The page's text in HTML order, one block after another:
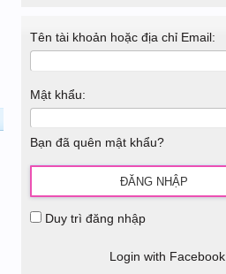
Tên tài khoản hoặc địa chỉ Email:
Mật khẩu:
Bạn đã quên mật khẩu?
Duy trì đăng nhập
Login with Facebook